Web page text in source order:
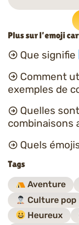
Plus sur l’emoji
Que signifie
Comment
exemples de
Quelles
combinaisons
Quels
Tags
Aventure
Culture pop
Heureux